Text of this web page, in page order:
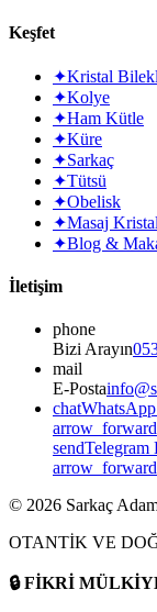
Keşfet
✦Kristal
✦Kolye
✦Ham Kütle
✦Küre
✦Sarkaç
✦Tütsü
✦Obelisk
✦Masaj
✦Blog &
İletişim
phone
Bizi Arayın
mail
E-Posta
chat
arrow_forward
sendTelegram
arrow_forward
© 2026 Sarkaç
OTANTİK VE
🔒FİKRİ